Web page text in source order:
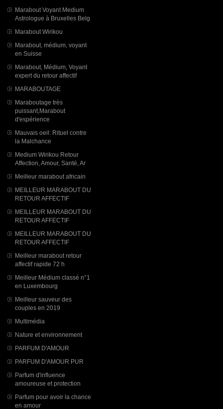
Marabout Voyant Medium
Astrologue à Bruxelles Belg
Marabout Wirikou
Marabout, médium, voyant
en Suisse
Marabout, Médium, Voyant
expert du retour affectif
MARABOUTAGE
Maraboutage très
puissant,Marabout
d'espérience
Mauvais oeil: Rituel contre
la Malchance
Medium Wirikou Retour
Affection, Amour, Santé, Ar
Meilleur marabout africain
MEILLEUR MARABOUT DU
RETOUR AFFECTIF
MEILLEUR MARABOUT DU
RETOUR AFFECTIF
MEILLEUR MARABOUT DU
RETOUR AFFECTIF
Meilleur marabout retour
affectif rapide 72 h
Meilleur Médium classé n°1
en Luxembourg
Meilleur sauveur des
couples en 2019
Multimédia
Nature et environnement
PARFUM D'AMOUR
PARFUM D'AMOUR PUR
Parfum d'influence
amoureuse et protection
Parfum pour avoir la chance
en amour